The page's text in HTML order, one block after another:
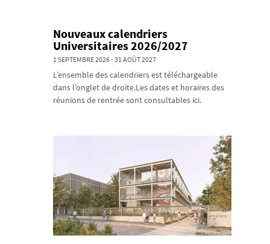
Nouveaux calendriers
Universitaires 2026/2027
1 SEPTEMBRE 2026-31 AOÛT 2027
L’ensemble des calendriers est téléchargeable
dans l’onglet de droite.Les dates et horaires des
réunions de rentrée sont consultables ici.